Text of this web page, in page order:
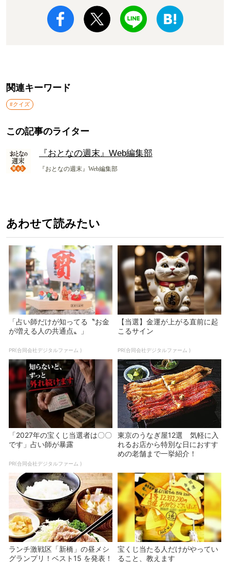
関連キーワード
#クイズ
この記事のライター
『おとなの週末』Web編集部
『おとなの週末』Web編集部
あわせて読みたい
「占い師だけが知ってる〝お金
が増える人の共通点〟」
PR(合同会社デジタルファーム )
【当選】金運が上がる直前に起
こるサイン
PR(合同会社デジタルファーム )
「2027年の宝くじ当選者は〇〇
です」占い師が暴露
PR(合同会社デジタルファーム )
東京のうなぎ屋12選 気軽に入
れるお店から特別な日におすす
めの老舗まで一挙紹介！
ランチ激戦区「新橋」の昼メシ
グランプリ！ベスト15 を発表！
宝くじ当たる人だけがやってい
ること、教えます